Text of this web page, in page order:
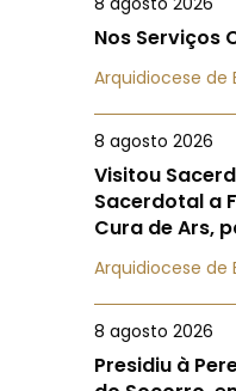
Nos Serviços
Arquidiocese de
8 agosto 2026
Visitou
Sacerdotal a
Cura de Ars,
Arquidiocese de
8 agosto 2026
Presidiu à